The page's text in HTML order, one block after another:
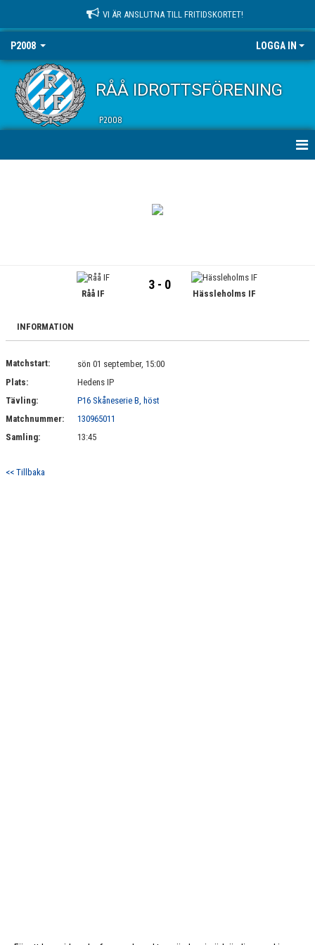
VI ÄR ANSLUTNA TILL FRITIDSKORTET!
P2008 LOGGA IN
RÅÅ IDROTTSFÖRENING
P2008
BILDGALLERI
KONTAKT
Råå IF
3 - 0
Hässleholms IF
INFORMATION
Matchstart:
sön 01 september, 15:00
Plats:
Hedens IP
Tävling:
P16 Skåneserie B, höst
Matchnummer:
130965011
Samling:
13:45
<< Tillbaka